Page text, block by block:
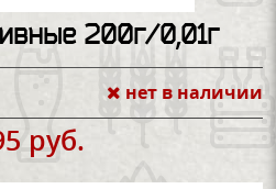
200г/0,01г
нет в наличии
руб.